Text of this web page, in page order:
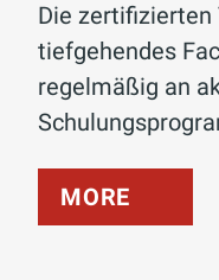
Die zertifizierten
tiefgehendes
regelmäßig an
MORE